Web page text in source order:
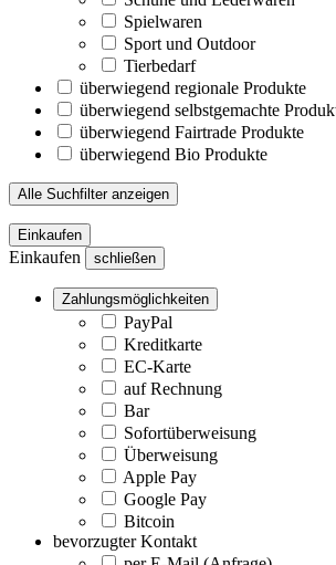
Spielwaren
Sport und Outdoor
Tierbedarf
überwiegend regionale Produkte
überwiegend selbstgemachte
überwiegend Fairtrade Produkte
überwiegend Bio Produkte
Alle Suchfilter anzeigen
Einkaufen
Einkaufen schließen
Zahlungsmöglichkeiten
PayPal
Kreditkarte
EC-Karte
auf Rechnung
Bar
Sofortüberweisung
Überweisung
Apple Pay
Google Pay
Bitcoin
bevorzugter Kontakt